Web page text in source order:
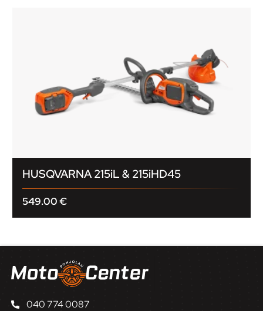
HUSQVARNA 215iL & 215iHD45
549.00€
040 774 0087